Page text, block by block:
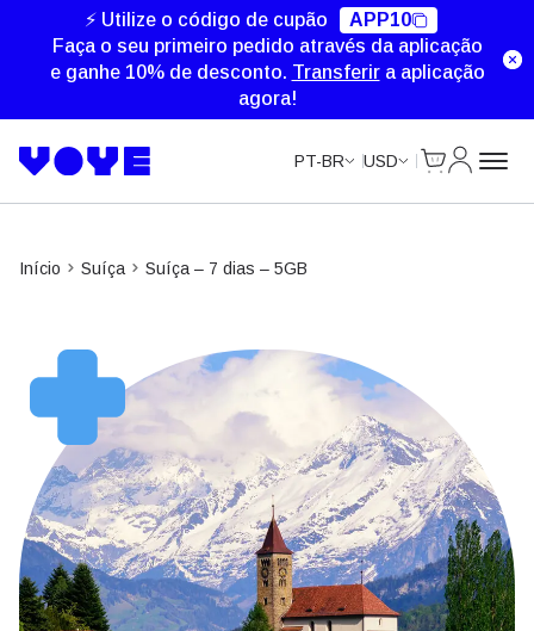
⚡ Utilize o código de cupão
APP10
Faça o seu primeiro pedido através da aplicação
e ganhe 10% de desconto. Transferira aplicação
agora!
PT-BR USD
Início Suíça Suíça – 7 dias – 5GB
Unlimited Data
Unlimited Data
Unlimited Data
Unlimited Data